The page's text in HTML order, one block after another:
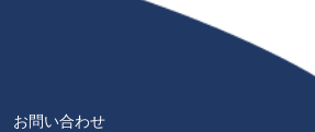
お問い合わせ